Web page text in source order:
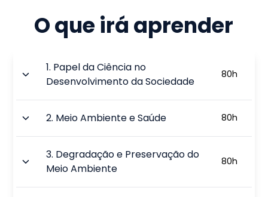
O que irá aprender
1. Papel da Ciência no
Desenvolvimento da Sociedade
80h
2. Meio Ambiente e Saúde 80h
3. Degradação e Preservação do
Meio Ambiente
80h